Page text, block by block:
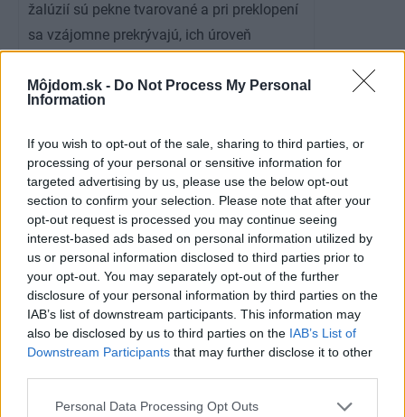
Môjdom.sk - Do Not Process My Personal
Information
If you wish to opt-out of the sale, sharing to third parties, or
processing of your personal or sensitive information for
targeted advertising by us, please use the below opt-out
section to confirm your selection. Please note that after your
opt-out request is processed you may continue seeing
interest-based ads based on personal information utilized by
us or personal information disclosed to third parties prior to
your opt-out. You may separately opt-out of the further
disclosure of your personal information by third parties on the
IAB’s list of downstream participants. This information may
also be disclosed by us to third parties on the IAB’s List of
Downstream Participants that may further disclose it to other
Please note that this website/app uses one or more Google
Personal Data Processing Opt Outs
žalúzií sú pekne tvarované a pri preklopení
sa vzájomne prekrývajú, ich úroveň
• vysoká úroveň – lamely sú odhlučnené,
odhlučneným tesnením. Lamely týchto
žalúzií sú tvarované tak, aby pri preklopení
do seba zapadli a vytvorili pevný štít.
Vďaka masívnym vodiacim lištám a
vodiacemu mechanizmu ich nemožno
zospodu mechanicky nadvihnúť.
Článok bol uverejnený včasopise Môj dom
Kategória: Okná Stavba a rekonštrukcia
Tagy: okenice rolety